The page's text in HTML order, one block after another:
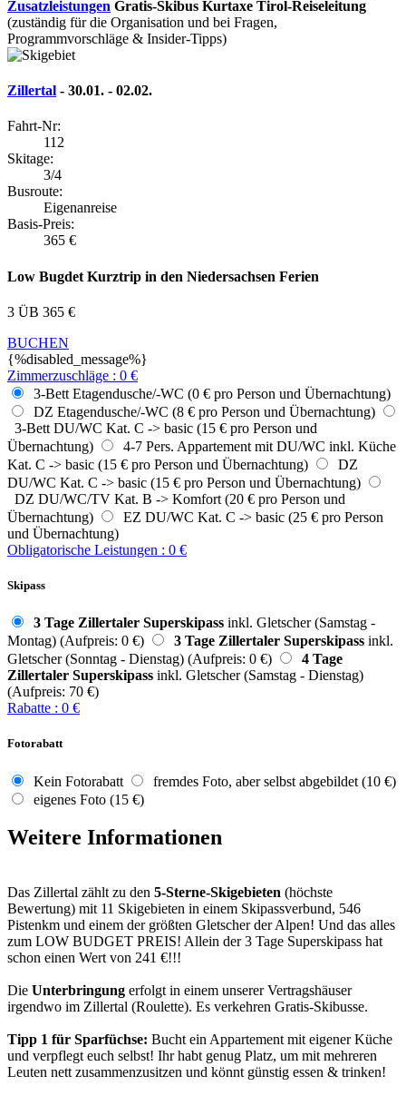
Zusatzleistungen Gratis-Skibus Kurtaxe Tirol-Reiseleitung
(zuständig für die Organisation und bei Fragen,
Programmvorschläge & Insider-Tipps)
Zillertal - 30.01. - 02.02.
Fahrt-Nr:
112
Skitage:
3/4
Busroute:
Eigenanreise
Basis-Preis:
365 €
Low Bugdet Kurztrip in den Niedersachsen Ferien
3 ÜB 365 €
BUCHEN
{%disabled_message%}
Zimmerzuschläge : 0 €
3-Bett Etagendusche/-WC (0 € pro Person und Übernachtung)
DZ Etagendusche/-WC (8 € pro Person und Übernachtung)
3-Bett DU/WC Kat. C -> basic (15 € pro Person und
Übernachtung)
4-7 Pers. Appartement mit DU/WC inkl. Küche
Kat. C -> basic (15 € pro Person und Übernachtung)
DZ
DU/WC Kat. C -> basic (15 € pro Person und Übernachtung)
DZ DU/WC/TV Kat. B -> Komfort (20 € pro Person und
Übernachtung)
EZ DU/WC Kat. C -> basic (25 € pro Person
und Übernachtung)
Obligatorische Leistungen : 0 €
Skipass
3 Tage Zillertaler Superskipass inkl. Gletscher (Samstag -
Montag) (Aufpreis: 0 €)
3 Tage Zillertaler Superskipass inkl.
Gletscher (Sonntag - Dienstag) (Aufpreis: 0 €)
4 Tage
Zillertaler Superskipass inkl. Gletscher (Samstag - Dienstag)
(Aufpreis: 70 €)
Rabatte : 0 €
Fotorabatt
Kein Fotorabatt
fremdes Foto, aber selbst abgebildet (10 €)
eigenes Foto (15 €)
Weitere Informationen
Das Zillertal zählt zu den 5-Sterne-Skigebieten (höchste
Bewertung) mit 11 Skigebieten in einem Skipassverbund, 546
Pistenkm und einem der größten Gletscher der Alpen! Und das alles
zum LOW BUDGET PREIS! Allein der 3 Tage Superskipass hat
schon einen Wert von 241 €!!!
Die Unterbringung erfolgt in einem unserer Vertragshäuser
irgendwo im Zillertal (Roulette). Es verkehren Gratis-Skibusse.
Tipp 1 für Sparfüchse: Bucht ein Appartement mit eigener Küche
und verpflegt euch selbst! Ihr habt genug Platz, um mit mehreren
Leuten nett zusammenzusitzen und könnt günstig essen & trinken!